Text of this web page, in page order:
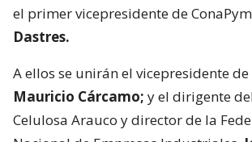
el primer vicepresidente de
Dastres.
A ellos se unirán el vicepresidente de
Mauricio Cárcamo; y el dirigente
Celulosa Arauco y director de la